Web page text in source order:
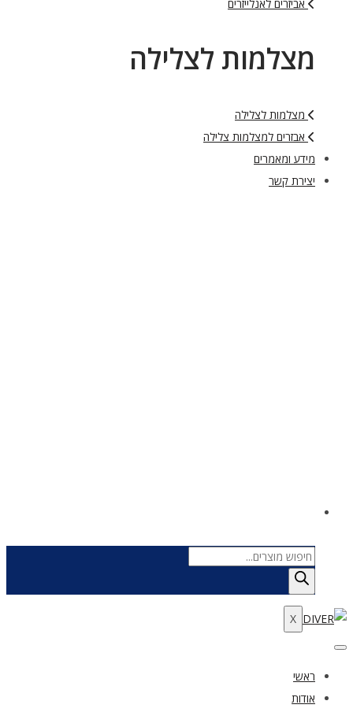
אביזרים לאנלייזרים
מצלמות לצלילה
מצלמות לצלילה
אבזרים למצלמות צלילה
מידע ומאמרים
יצירת קשר
Products
search
X
ראשי
אודות